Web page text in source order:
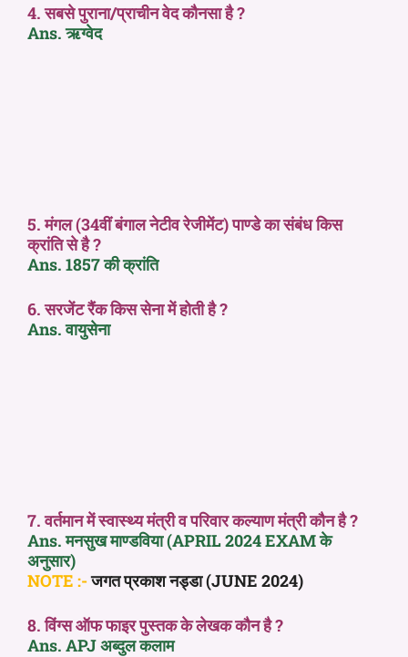
4. सबसे पुराना/प्राचीन वेद कौनसा है ?
Ans. ऋग्वेद
5. मंगल (34वीं बंगाल नेटीव रेजीमेंट) पाण्डे का संबंध किस
क्रांति से है ?
Ans. 1857 की क्रांति
6. सरजेंट रैंक किस सेना में होती है ?
Ans. वायुसेना
7. वर्तमान में स्वास्थ्य मंत्री व परिवार कल्याण मंत्री कौन है ?
Ans. मनसुख माण्डविया (APRIL 2024 EXAM के
अनुसार)
NOTE :-जगत प्रकाश नड्डा (JUNE 2024)
8. विंग्स ऑफ फाइर पुस्तक के लेखक कौन है ?
Ans. APJ अब्दुल कलाम